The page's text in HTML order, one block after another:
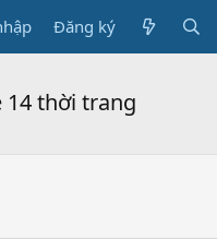
Đăng ký
thời trang